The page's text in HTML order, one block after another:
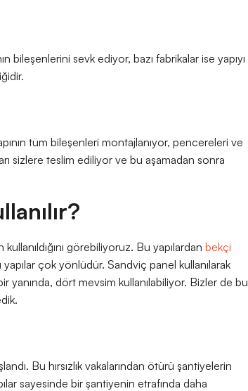
bileşenlerini sevk ediyor, bazı fabrikalar ise yapıyı
tüm bileşenleri montajlanıyor, pencereleri ve
sizlere teslim ediliyor ve bu aşamadan sonra
görebiliyoruz. Bu yapılardan bekçi
yapılar çok yönlüdür. Sandviç panel kullanılarak
yanında, dört mevsim kullanılabiliyor. Bizler de bu
Bu hırsızlık vakalarından ötürü şantiyelerin
sayesinde bir şantiyenin etrafında daha